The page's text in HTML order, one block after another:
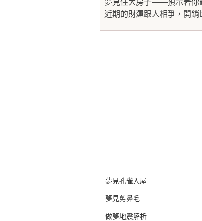
夢見住大房子——預示著你
近期的財運跟人相爭，開
夢見孔雀入屋
夢見剪鼻毛
做夢地震解析